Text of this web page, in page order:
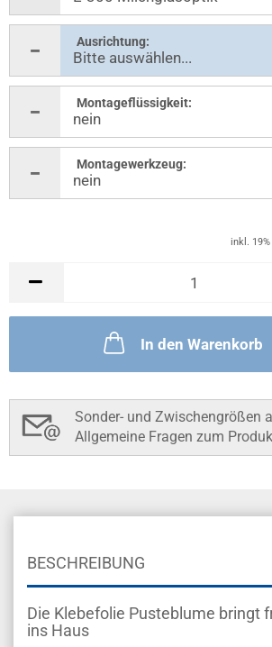
Ausrichtung:
Montageflüssigkeit:
Montagewerkzeug:
inkl.
In den Warenkorb
Sonder- und Zwischengrößen
Allgemeine Fragen zum
BESCHREIBUNG
Die Klebefolie Pusteblume bringt
ins Haus